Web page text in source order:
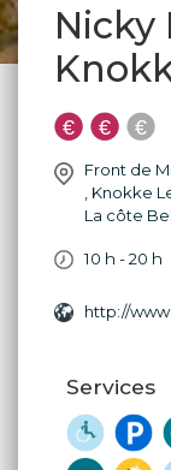
Nicky
Front de
Knokke
La côte
10 h - 20 h
http://
Services